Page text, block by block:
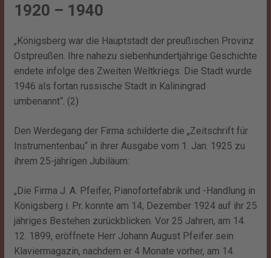
1920 – 1940
„Königsberg war die Hauptstadt der preußischen Provinz
Ostpreußen. Ihre nahezu siebenhundertjährige Geschichte
endete infolge des Zweiten Weltkriegs. Die Stadt wurde
1946 als fortan russische Stadt in Kaliningrad
umbenannt“. (2)
Den Werdegang der Firma schilderte die „Zeitschrift für
Instrumentenbau“ in ihrer Ausgabe vom 1. Jan. 1925 zu
ihrem 25-jährigen Jubiläum:
„Die Firma J. A. Pfeifer, Pianofortefabrik und -Handlung in
Königsberg i. Pr. konnte am 14, Dezember 1924 auf ihr 25
jähriges Bestehen zurückblicken. Vor 25 Jahren, am 14.
12. 1899, eröffnete Herr Johann August Pfeifer sein
Klaviermagazin, nachdem er 4 Monate vorher, am 14.